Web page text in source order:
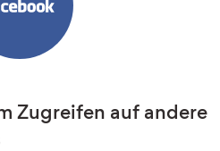
Zugreifen auf andere